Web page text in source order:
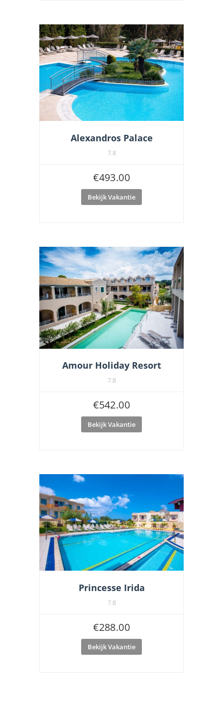
Alexandros Palace
7.8
€493.00
Bekijk Vakantie
Amour Holiday Resort
7.8
€542.00
Bekijk Vakantie
Princesse Irida
7.8
€288.00
Bekijk Vakantie